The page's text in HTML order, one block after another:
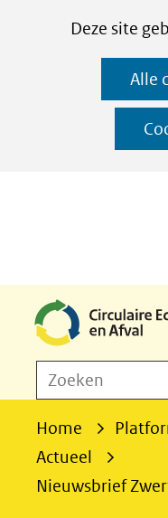
CookiesDeze site
worden
toegestaan
geweigerd.
Alle
o
Zoeken
Home
Actueel
Nieuwsbrief